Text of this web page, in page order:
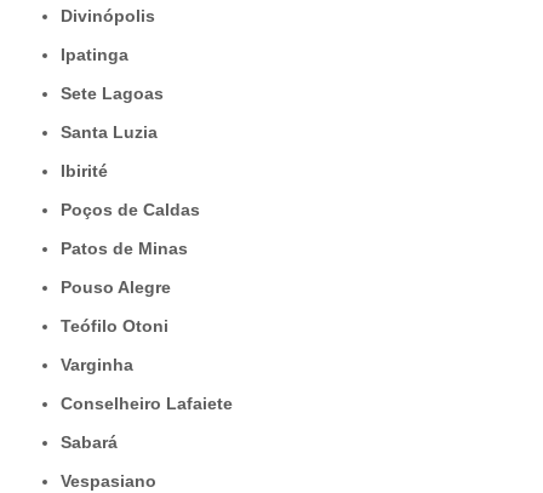
Divinópolis
Ipatinga
Sete Lagoas
Santa Luzia
Ibirité
Poços de Caldas
Patos de Minas
Pouso Alegre
Teófilo Otoni
Varginha
Conselheiro Lafaiete
Sabará
Vespasiano